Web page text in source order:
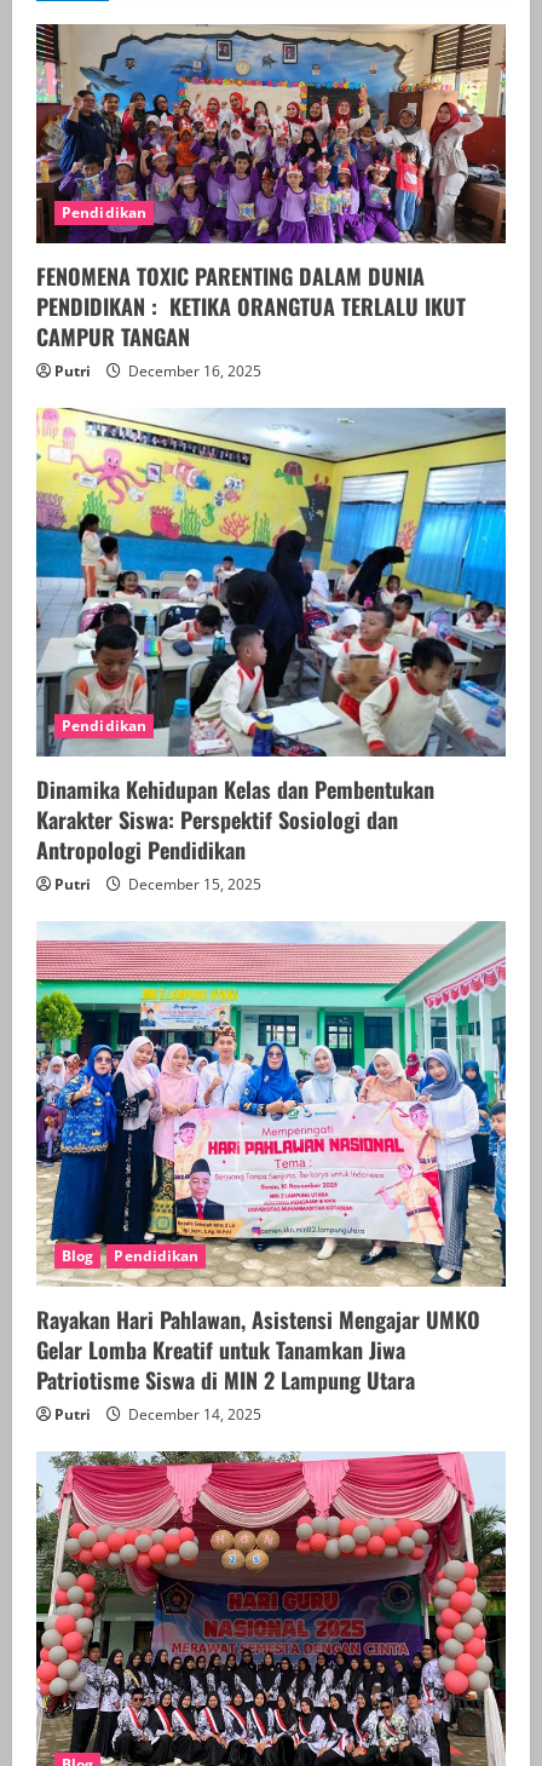
Pendidikan
FENOMENA TOXIC PARENTING DALAM DUNIA
PENDIDIKAN : KETIKA ORANGTUA TERLALU IKUT
CAMPUR TANGAN
Putri December 16, 2025
Pendidikan
Dinamika Kehidupan Kelas dan Pembentukan
Karakter Siswa: Perspektif Sosiologi dan
Antropologi Pendidikan
Putri December 15, 2025
Blog Pendidikan
Rayakan Hari Pahlawan, Asistensi Mengajar UMKO
Gelar Lomba Kreatif untuk Tanamkan Jiwa
Patriotisme Siswa di MIN 2 Lampung Utara
Putri December 14, 2025